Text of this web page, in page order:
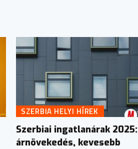
SZERBIA HELYI HÍREK
Szerbiai ingatlanárak 2025:
árnövekedés, kevesebb